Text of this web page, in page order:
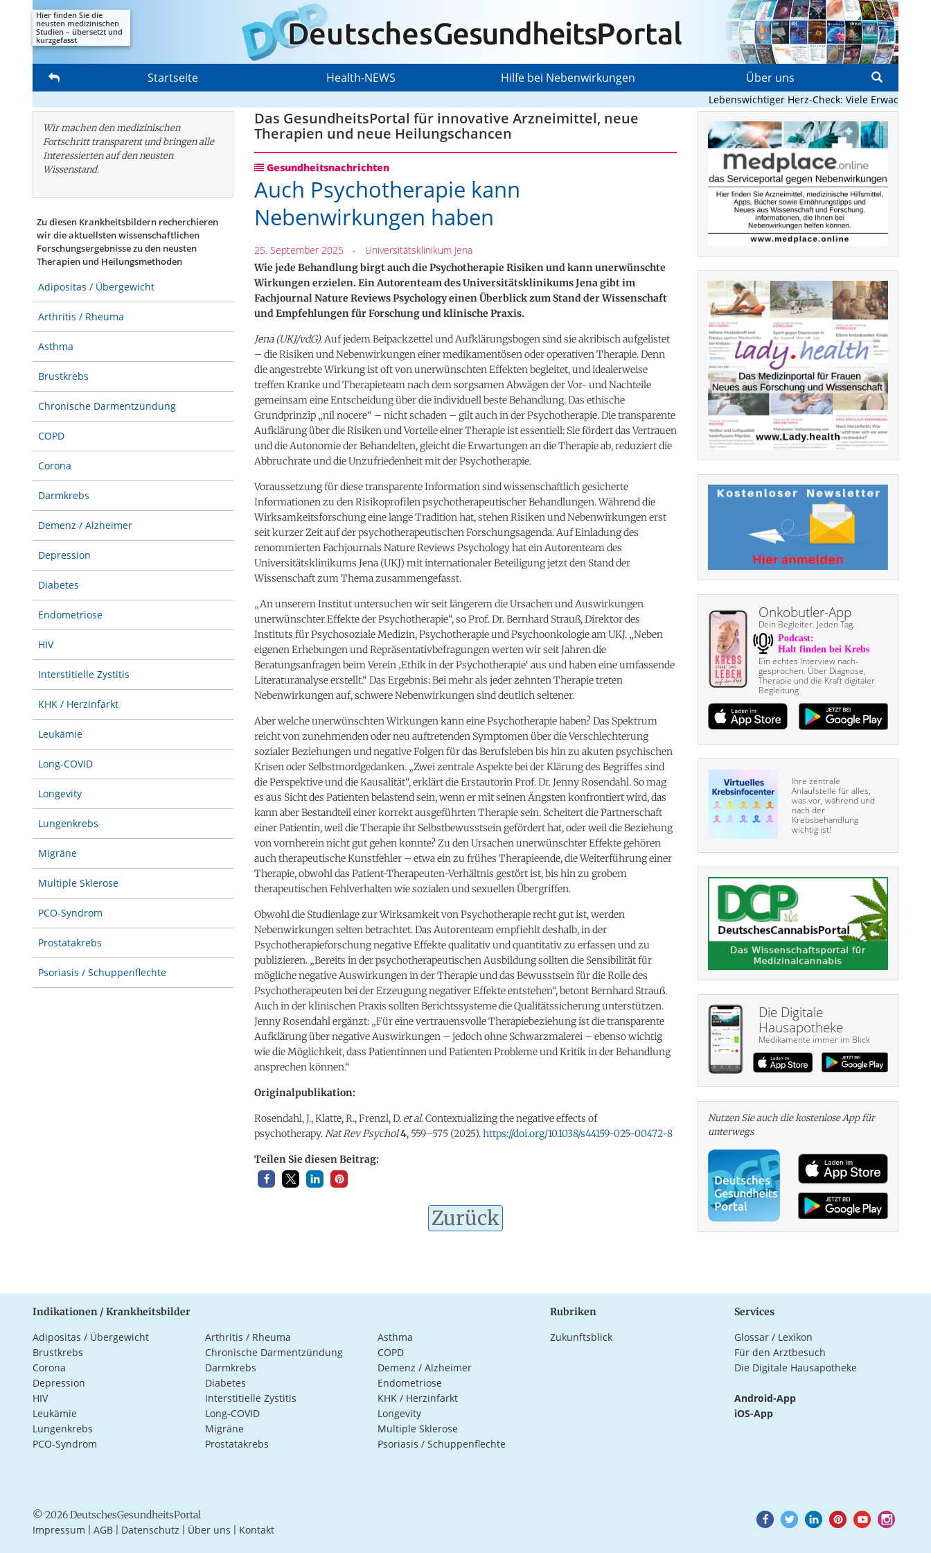
Hier finden Sie die
neusten medizinischen
Studien – übersetzt und
kurzgefasst
Startseite Health-NEWS Hilfe bei Nebenwirkungen Über uns
Lebenswichtiger Herz-Check: Viele Erwachsene
Wir machen den medizinischen
Fortschritt transparent und bringen alle
Interessierten auf den neusten
Wissenstand.
Zu diesen Krankheitsbildern recherchieren
wir die aktuellsten wissenschaftlichen
Forschungs­ergebnisse zu den neusten
Therapien und Heilungsmethoden
Adipositas / Übergewicht
Arthritis / Rheuma
Asthma
Brustkrebs
Chronische Darmentzündung
COPD
Corona
Darmkrebs
Demenz / Alzheimer
Depression
Diabetes
Endometriose
HIV
Interstitielle Zystitis
KHK / Herzinfarkt
Leukämie
Long-COVID
Longevity
Lungenkrebs
Migräne
Multiple Sklerose
PCO-Syndrom
Prostatakrebs
Psoriasis / Schuppenflechte
Das GesundheitsPortal für innovative Arzneimittel, neue
Therapien und neue Heilungschancen
Gesundheitsnachrichten
Auch Psychotherapie kann
Nebenwirkungen haben
25. September 2025 - Universitätsklinikum Jena
Wie jede Behandlung birgt auch die Psychotherapie Risiken und kann unerwünschte
Wirkungen erzielen. Ein Autorenteam des Universitätsklinikums Jena gibt im
Fachjournal Nature Reviews Psychology einen Überblick zum Stand der Wissenschaft
und Empfehlungen für Forschung und klinische Praxis.
Jena (UKJ/vdG). Auf jedem Beipackzettel und Aufklärungsbogen sind sie akribisch aufgelistet
– die Risiken und Nebenwirkungen einer medikamentösen oder operativen Therapie. Denn
die angestrebte Wirkung ist oft von unerwünschten Effekten begleitet, und idealerweise
treffen Kranke und Therapieteam nach dem sorgsamen Abwägen der Vor- und Nachteile
gemeinsam eine Entscheidung über die individuell beste Behandlung. Das ethische
Grundprinzip „nil nocere“ – nicht schaden – gilt auch in der Psychotherapie. Die transparente
Aufklärung über die Risiken und Vorteile einer Therapie ist essentiell: Sie fördert das Vertrauen
und die Autonomie der Behandelten, gleicht die Erwartungen an die Therapie ab, reduziert die
Abbruchrate und die Unzufriedenheit mit der Psychotherapie.
Voraussetzung für diese transparente Information sind wissenschaftlich gesicherte
Informationen zu den Risikoprofilen psychotherapeutischer Behandlungen. Während die
Wirksamkeitsforschung eine lange Tradition hat, stehen Risiken und Nebenwirkungen erst
seit kurzer Zeit auf der psychotherapeutischen Forschungsagenda. Auf Einladung des
renommierten Fachjournals Nature Reviews Psychology hat ein Autorenteam des
Universitätsklinikums Jena (UKJ) mit internationaler Beteiligung jetzt den Stand der
Wissenschaft zum Thema zusammengefasst.
„An unserem Institut untersuchen wir seit längerem die Ursachen und Auswirkungen
unerwünschter Effekte der Psychotherapie“, so Prof. Dr. Bernhard Strauß, Direktor des
Instituts für Psychosoziale Medizin, Psychotherapie und Psychoonkologie am UKJ. „Neben
eigenen Erhebungen und Repräsentativbefragungen werten wir seit Jahren die
Beratungsanfragen beim Verein ‚Ethik in der Psychotherapie‘ aus und haben eine umfassende
Literaturanalyse erstellt.“ Das Ergebnis: Bei mehr als jeder zehnten Therapie treten
Nebenwirkungen auf, schwere Nebenwirkungen sind deutlich seltener.
Aber welche unerwünschten Wirkungen kann eine Psychotherapie haben? Das Spektrum
reicht von zunehmenden oder neu auftretenden Symptomen über die Verschlechterung
sozialer Beziehungen und negative Folgen für das Berufsleben bis hin zu akuten psychischen
Krisen oder Selbstmordgedanken. „Zwei zentrale Aspekte bei der Klärung des Begriffes sind
die Perspektive und die Kausalität“, erklärt die Erstautorin Prof. Dr. Jenny Rosendahl. So mag
es aus Sicht des Patienten belastend sein, wenn er mit seinen Ängsten konfrontiert wird, das
kann aber Bestandteil einer korrekt ausgeführten Therapie sein. Scheitert die Partnerschaft
einer Patientin, weil die Therapie ihr Selbstbewusstsein gefördert hat, oder weil die Beziehung
von vornherein nicht gut gehen konnte? Zu den Ursachen unerwünschter Effekte gehören
auch therapeutische Kunstfehler – etwa ein zu frühes Therapieende, die Weiterführung einer
Therapie, obwohl das Patient-Therapeuten-Verhältnis gestört ist, bis hin zu grobem
therapeutischen Fehlverhalten wie sozialen und sexuellen Übergriffen.
Obwohl die Studienlage zur Wirksamkeit von Psychotherapie recht gut ist, werden
Nebenwirkungen selten betrachtet. Das Autorenteam empfiehlt deshalb, in der
Psychotherapieforschung negative Effekte qualitativ und quantitativ zu erfassen und zu
publizieren. „Bereits in der psychotherapeutischen Ausbildung sollten die Sensibilität für
mögliche negative Auswirkungen in der Therapie und das Bewusstsein für die Rolle des
Psychotherapeuten bei der Erzeugung negativer Effekte entstehen“, betont Bernhard Strauß.
Auch in der klinischen Praxis sollten Berichtssysteme die Qualitätssicherung unterstützen.
Jenny Rosendahl ergänzt: „Für eine vertrauensvolle Therapiebeziehung ist die transparente
Aufklärung über negative Auswirkungen – jedoch ohne Schwarzmalerei – ebenso wichtig
wie die Möglichkeit, dass Patientinnen und Patienten Probleme und Kritik in der Behandlung
ansprechen können.“
Originalpublikation:
Rosendahl, J., Klatte, R., Frenzl, D. et al.Contextualizing the negative effects of
psychotherapy. Nat Rev Psychol4, 559–575 (2025).https://doi.org/10.1038/s44159-025-00472-8
Teilen Sie diesen Beitrag:
Zurück
Onkobutler-App
Dein Begleiter. Jeden Tag.
Ein echtes Interview nach­
gesprochen. Über Diagnose,
Therapie und die Kraft digitaler
Begleitung
Ihre zentrale
Anlaufstelle für alles,
was vor, während und
nach der
Krebsbehandlung
wichtig ist!
Die Digitale
Hausapotheke
Medikamente immer im Blick
Nutzen Sie auch die kosten­lose App für
unterwegs
Indikationen / Krankheitsbilder
Adipositas / Übergewicht Arthritis / Rheuma
Asthma
Brustkrebs
Chronische Darmentzündung
COPD
Corona
Darmkrebs
Demenz / Alzheimer
Depression
Diabetes
Endometriose
HIV
Interstitielle Zystitis
KHK / Herzinfarkt
Leukämie
Long-COVID
Longevity
Lungenkrebs
Migräne
Multiple Sklerose
PCO-Syndrom
Prostatakrebs Psoriasis / Schuppenflechte
Rubriken
Zukunftsblick
Services
Glossar / Lexikon
Für den Arztbesuch
Die Digitale Hausapotheke
Android-App
iOS-App
© 2026 DeutschesGesundheitsPortal
Impressum AGB Datenschutz Über uns Kontakt